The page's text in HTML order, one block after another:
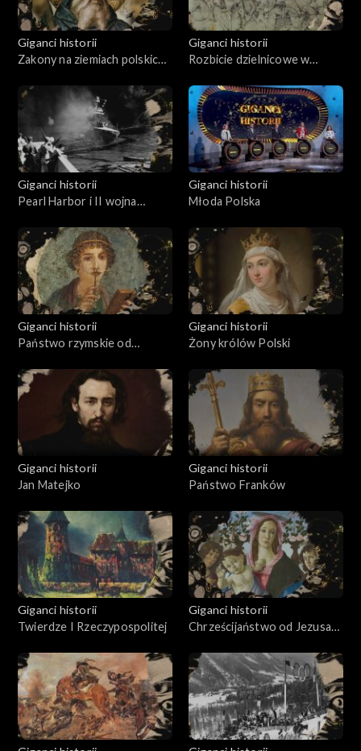
Giganci historii
Zakony na ziemiach polskich
Giganci historii
Rozbicie dzielnicowe w
Giganci historii
Pearl Harbor i II wojna
Giganci historii
Młoda Polska
Giganci historii
Państwo rzymskie od
Giganci historii
Żony królów Polski
Giganci historii
Jan Matejko
Giganci historii
Państwo Franków
Giganci historii
Twierdze I Rzeczypospolitej
Giganci historii
Chrześcijaństwo od Jezusa
Wielkiego